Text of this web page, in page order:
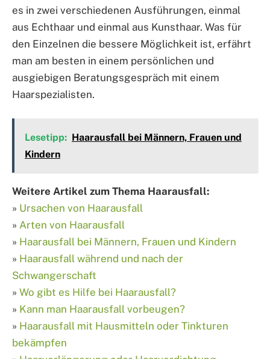
es in zwei verschiedenen Ausführungen, einmal
aus Echthaar und einmal aus Kunsthaar. Was für
den Einzelnen die bessere Möglichkeit ist, erfährt
man am besten in einem persönlichen und
ausgiebigen Beratungsgespräch mit einem
Haarspezialisten.
Lesetipp: Haarausfall bei Männern, Frauen und
Kindern
Weitere Artikel zum Thema Haarausfall:
» Ursachen von Haarausfall
» Arten von Haarausfall
» Haarausfall bei Männern, Frauen und Kindern
» Haarausfall während und nach der
Schwangerschaft
» Wo gibt es Hilfe bei Haarausfall?
» Kann man Haarausfall vorbeugen?
» Haarausfall mit Hausmitteln oder Tinkturen
bekämpfen